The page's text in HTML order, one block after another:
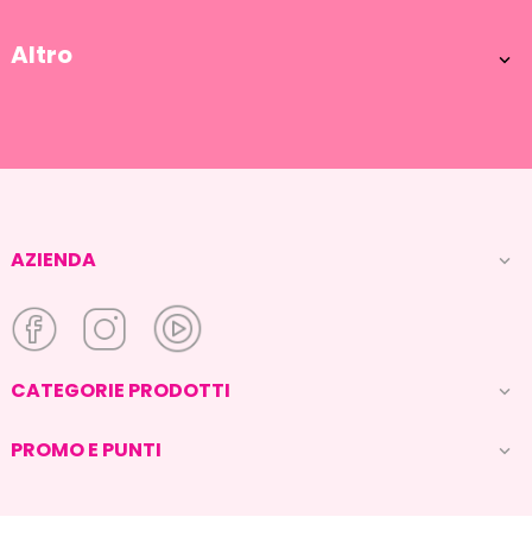
Altro 
AZIENDA 
CATEGORIE PRODOTTI 
PROMO E PUNTI 